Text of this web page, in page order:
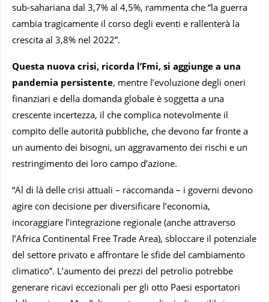
sub-sahariana dal 3,7% al 4,5%, rammenta che “la guerra
cambia tragicamente il corso degli eventi e rallenterà la
crescita al 3,8% nel 2022”.
Questa nuova crisi, ricorda l’Fmi, si aggiunge a una
pandemia persistente, mentre l’evoluzione degli oneri
finanziari e della domanda globale è soggetta a una
crescente incertezza, il che complica notevolmente il
compito delle autorità pubbliche, che devono far fronte a
un aumento dei bisogni, un aggravamento dei rischi e un
restringimento dei loro campo d’azione.
“Al di là delle crisi attuali – raccomanda – i governi devono
agire con decisione per diversificare l’economia,
incoraggiare l’integrazione regionale (anche attraverso
l’Africa Continental Free Trade Area), sbloccare il potenziale
del settore privato e affrontare le sfide del cambiamento
climatico”. L’aumento dei prezzi del petrolio potrebbe
generare ricavi eccezionali per gli otto Paesi esportatori